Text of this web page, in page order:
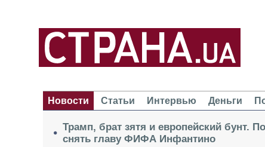
Новости
Статьи Интервью Деньги
Трамп, брат зятя и европейский бунт.
снять главу ФИФА Инфантино